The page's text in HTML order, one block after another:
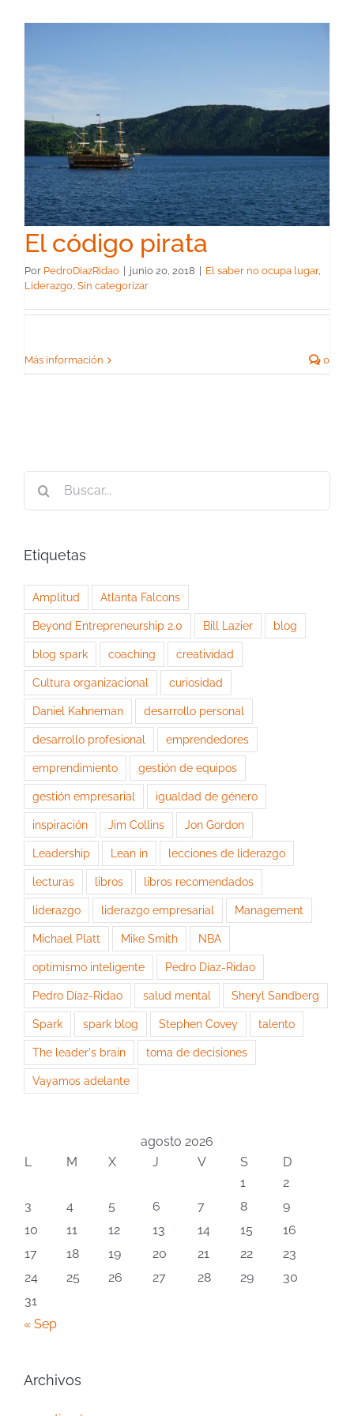
El código pirata
Por PedroDiazRidao junio 20, 2018 El saber no ocupa lugar,
Liderazgo, Sin categorizar
Más información 0
Etiquetas
Amplitud Atlanta Falcons
Beyond Entrepreneurship 2.0 Bill Lazier blog
blog spark coaching creatividad
Cultura organizacional curiosidad
Daniel Kahneman desarrollo personal
desarrollo profesional emprendedores
emprendimiento gestión de equipos
gestión empresarial igualdad de género
inspiración Jim Collins Jon Gordon
Leadership Lean in lecciones de liderazgo
lecturas libros libros recomendados
liderazgo liderazgo empresarial Management
Michael Platt Mike Smith NBA
optimismo inteligente Pedro Díaz-Ridao
Pedro Díaz-Ridao salud mental Sheryl Sandberg
Spark spark blog Stephen Covey talento
The leader's brain toma de decisiones
Vayamos adelante
agosto 2026
L
M X J V S
D
1
2
3
4 5 6 7 8
9
10
11 12 13 14 15
16
17
18 19 20 21 22
23
24
25 26 27 28 29
30
31
« Sep
Archivos